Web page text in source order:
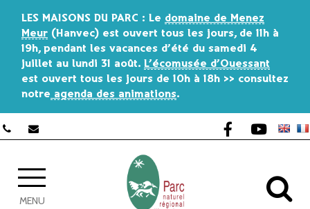
LES MAISONS DU PARC : Le domaine de Menez
Meur (Hanvec) est ouvert tous les jours, de 11h à
19h, pendant les vacances d’été du samedi 4
juillet au lundi 31 août. L’écomusée d’Ouessant
est ouvert tous les jours de 10h à 18h >> consultez
notre agenda des animations.
Lien vers le
Lien vers
MENU